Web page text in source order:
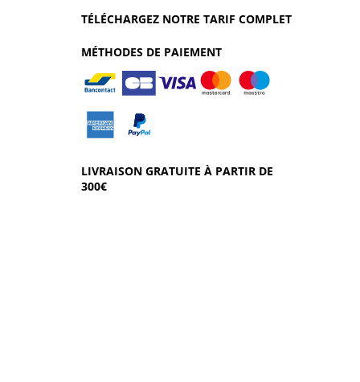
TÉLÉCHARGEZ NOTRE TARIF COMPLET
MÉTHODES DE PAIEMENT
LIVRAISON GRATUITE À PARTIR DE
300€